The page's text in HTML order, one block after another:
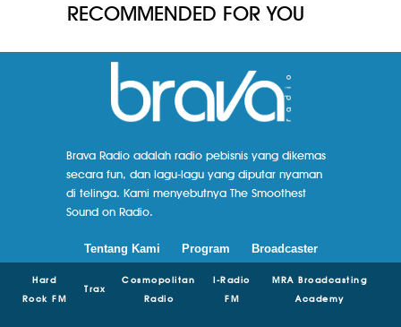
RECOMMENDED FOR YOU
Brava Radio adalah radio pebisnis yang dikemas
secara fun, dan lagu-lagu yang diputar nyaman
di telinga. Kami menyebutnya The Smoothest
Sound on Radio.
Tentang Kami Program Broadcaster
Hard
Rock FM
Trax
Cosmopolitan
Radio
I-Radio
FM
MRA Broadcasting
Academy